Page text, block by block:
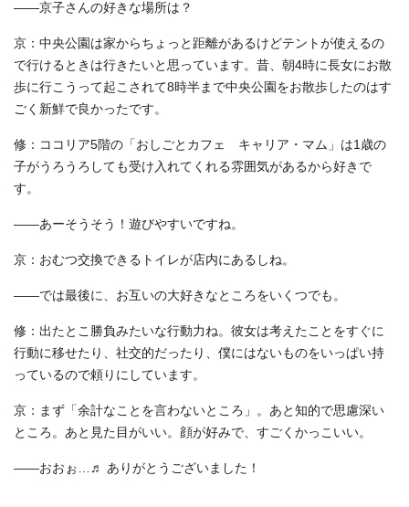
――京子さんの好きな場所は？
京：中央公園は家からちょっと距離があるけどテントが使えるの
で行けるときは行きたいと思っています。昔、朝4時に長女にお散
歩に行こうって起こされて8時半まで中央公園をお散歩したのはす
ごく新鮮で良かったです。
修：ココリア5階の「おしごとカフェ キャリア・マム」は1歳の
子がうろうろしても受け入れてくれる雰囲気があるから好きで
す。
――あーそうそう！遊びやすいですね。
京：おむつ交換できるトイレが店内にあるしね。
――では最後に、お互いの大好きなところをいくつでも。
修：出たとこ勝負みたいな行動力ね。彼女は考えたことをすぐに
行動に移せたり、社交的だったり、僕にはないものをいっぱい持
っているので頼りにしています。
京：まず「余計なことを言わないところ」。あと知的で思慮深い
ところ。あと見た目がいい。顔が好みで、すごくかっこいい。
――おおぉ…♬ ありがとうございました！